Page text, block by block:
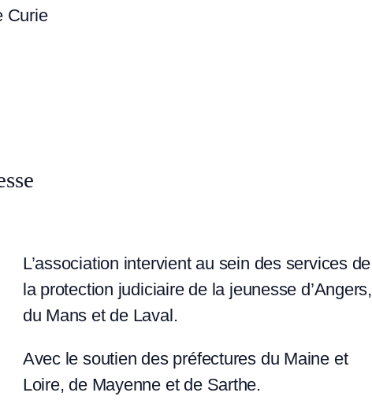
Curie
L’association intervient au sein des services de
la protection judiciaire de la jeunesse d’Angers,
du Mans et de Laval.
Avec le soutien des préfectures du Maine et
Loire, de Mayenne et de Sarthe.